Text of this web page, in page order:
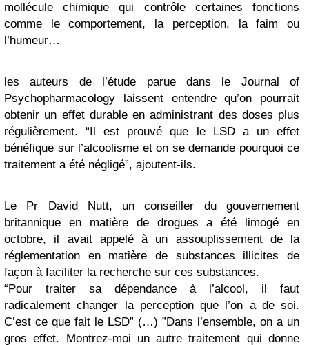
mollécule chimique qui contrôle certaines fonctions
comme le comportement, la perception, la faim ou
l’humeur…
les auteurs de l’étude parue dans le Journal of
Psychopharmacology
laissent entendre qu’on pourrait
obtenir un effet durable en administrant des doses plus
régulièrement. “Il est prouvé que le LSD a un effet
bénéfique sur l’alcoolisme et on se demande pourquoi ce
traitement a été négligé”, ajoutent-ils.
Le Pr David Nutt, un conseiller du gouvernement
britannique en matière de drogues a été limogé en
octobre, il avait appelé à un assouplissement de la
réglementation en matière de substances illicites de
façon à faciliter la recherche sur ces substances.
“Pour traiter sa dépendance à l’alcool, il faut
radicalement changer la perception que l’on a de soi.
C’est ce que fait le LSD” (…) ”Dans l’ensemble, on a un
gros effet. Montrez-moi un autre traitement qui donne